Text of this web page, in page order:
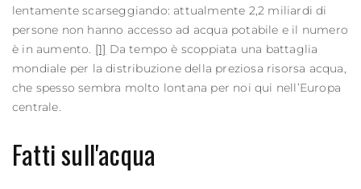
lentamente scarseggiando: attualmente 2,2 miliardi di
persone non hanno accesso ad acqua potabile e il numero
è in aumento. [1] Da tempo è scoppiata una battaglia
mondiale per la distribuzione della preziosa risorsa acqua,
che spesso sembra molto lontana per noi qui nell’Europa
centrale.
Fatti sull'acqua